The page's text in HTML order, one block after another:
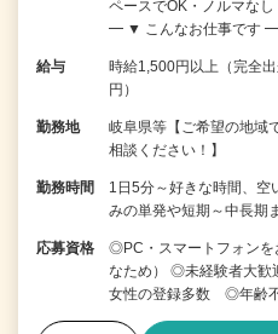
ペースでOK・ノル
━ ▼ こんなお仕事で
給与
時給1,500円以上（完全
円）
勤務地
岐阜県等【ご希望の地
相談ください！】
勤務時間
1日5分～好きな時間、
みの単発や短期～中長期
応募資格
◎PC・スマートフォン
なため） ◎未経験者大
女性の登録多数 ◎年齢